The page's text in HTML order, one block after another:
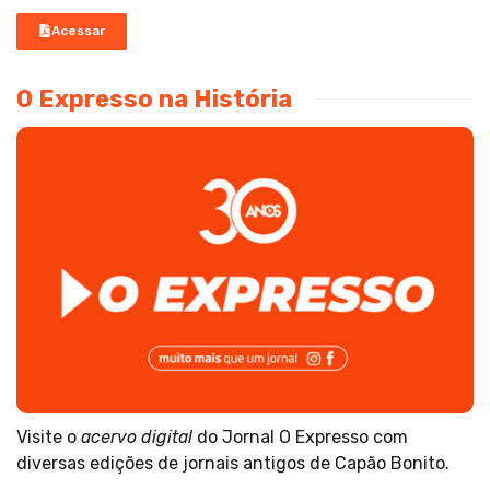
Acessar
O Expresso na História
Visite o acervo digital do Jornal O Expresso com
diversas edições de jornais antigos de Capão Bonito.